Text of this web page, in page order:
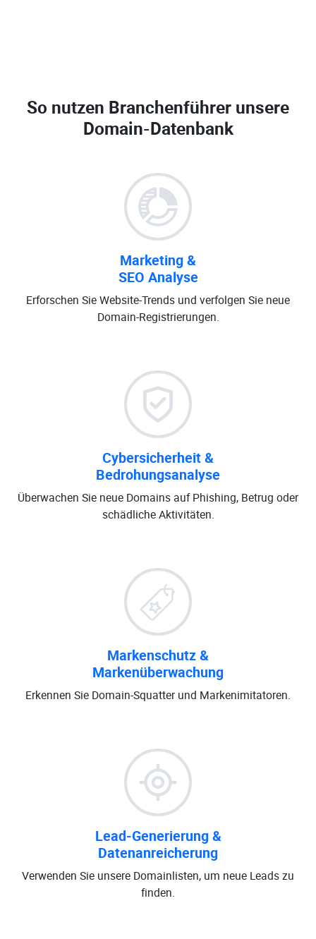
So nutzen Branchenführer unsere
Domain-Datenbank
Marketing &
SEO Analyse
Erforschen Sie Website-Trends und verfolgen Sie neue
Domain-Registrierungen.
Cybersicherheit &
Bedrohungsanalyse
Überwachen Sie neue Domains auf Phishing, Betrug oder
schädliche Aktivitäten.
Markenschutz &
Markenüberwachung
Erkennen Sie Domain-Squatter und Markenimitatoren.
Lead-Generierung &
Datenanreicherung
Verwenden Sie unsere Domainlisten, um neue Leads zu
finden.